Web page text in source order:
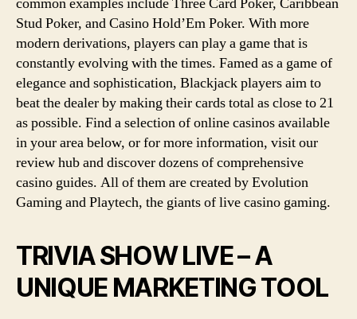
Stud Poker, and Casino Hold’Em Poker. With more
modern derivations, players can play a game that is
constantly evolving with the times. Famed as a game of
elegance and sophistication, Blackjack players aim to
beat the dealer by making their cards total as close to 21
as possible. Find a selection of online casinos available
in your area below, or for more information, visit our
review hub and discover dozens of comprehensive
casino guides. All of them are created by Evolution
Gaming and Playtech, the giants of live casino gaming.
TRIVIA SHOW LIVE – A
UNIQUE MARKETING TOOL